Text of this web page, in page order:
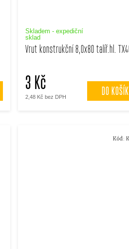
Vrut konstrukční 8,0x80 talíř.hl.
Skladem - expediční
sklad
2,48 Kč bez DPH
3 Kč DO
Kód: